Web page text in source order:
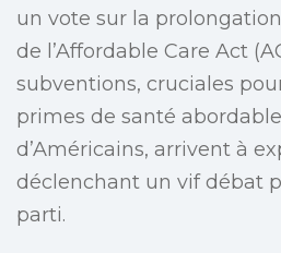
un vote sur la
de l’Affordable Care Act
subventions, cruciales
primes de santé
d’Américains, arrivent à
déclenchant un vif débat
parti.